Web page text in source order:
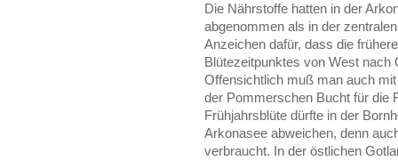
Die Nährstoffe hatten in der
abgenommen als in der
Anzeichen dafür, dass die
Blütezeitpunktes von West
Offensichtlich muß man auch
der Pommerschen Bucht für die
Frühjahrsblüte dürfte in der
Arkonasee abweichen, denn
verbraucht. In der östlichen